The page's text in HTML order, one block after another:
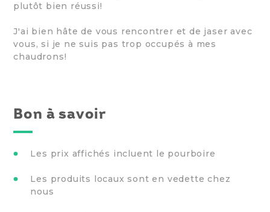
plutôt bien réussi!
J'ai bien hâte de vous rencontrer et de jaser avec
vous, si je ne suis pas trop occupés à mes
chaudrons!
Bon à savoir
Les prix affichés incluent le pourboire
Les produits locaux sont en vedette chez
nous